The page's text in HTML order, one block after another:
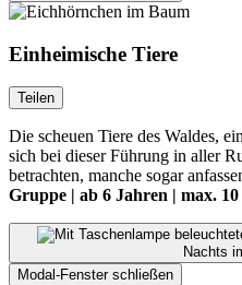
Einheimische Tiere
Teilen
Die scheuen Tiere des Waldes,
sich bei dieser Führung in aller
betrachten, manche sogar
Gruppe | ab 6 Jahren | max.
Nachts
Modal-Fenster schließen